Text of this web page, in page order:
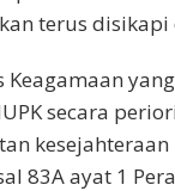
terus
Keagamaan yang
secara
83A ayat 1